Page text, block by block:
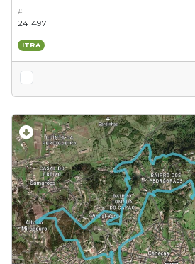
#
241497
ITRA